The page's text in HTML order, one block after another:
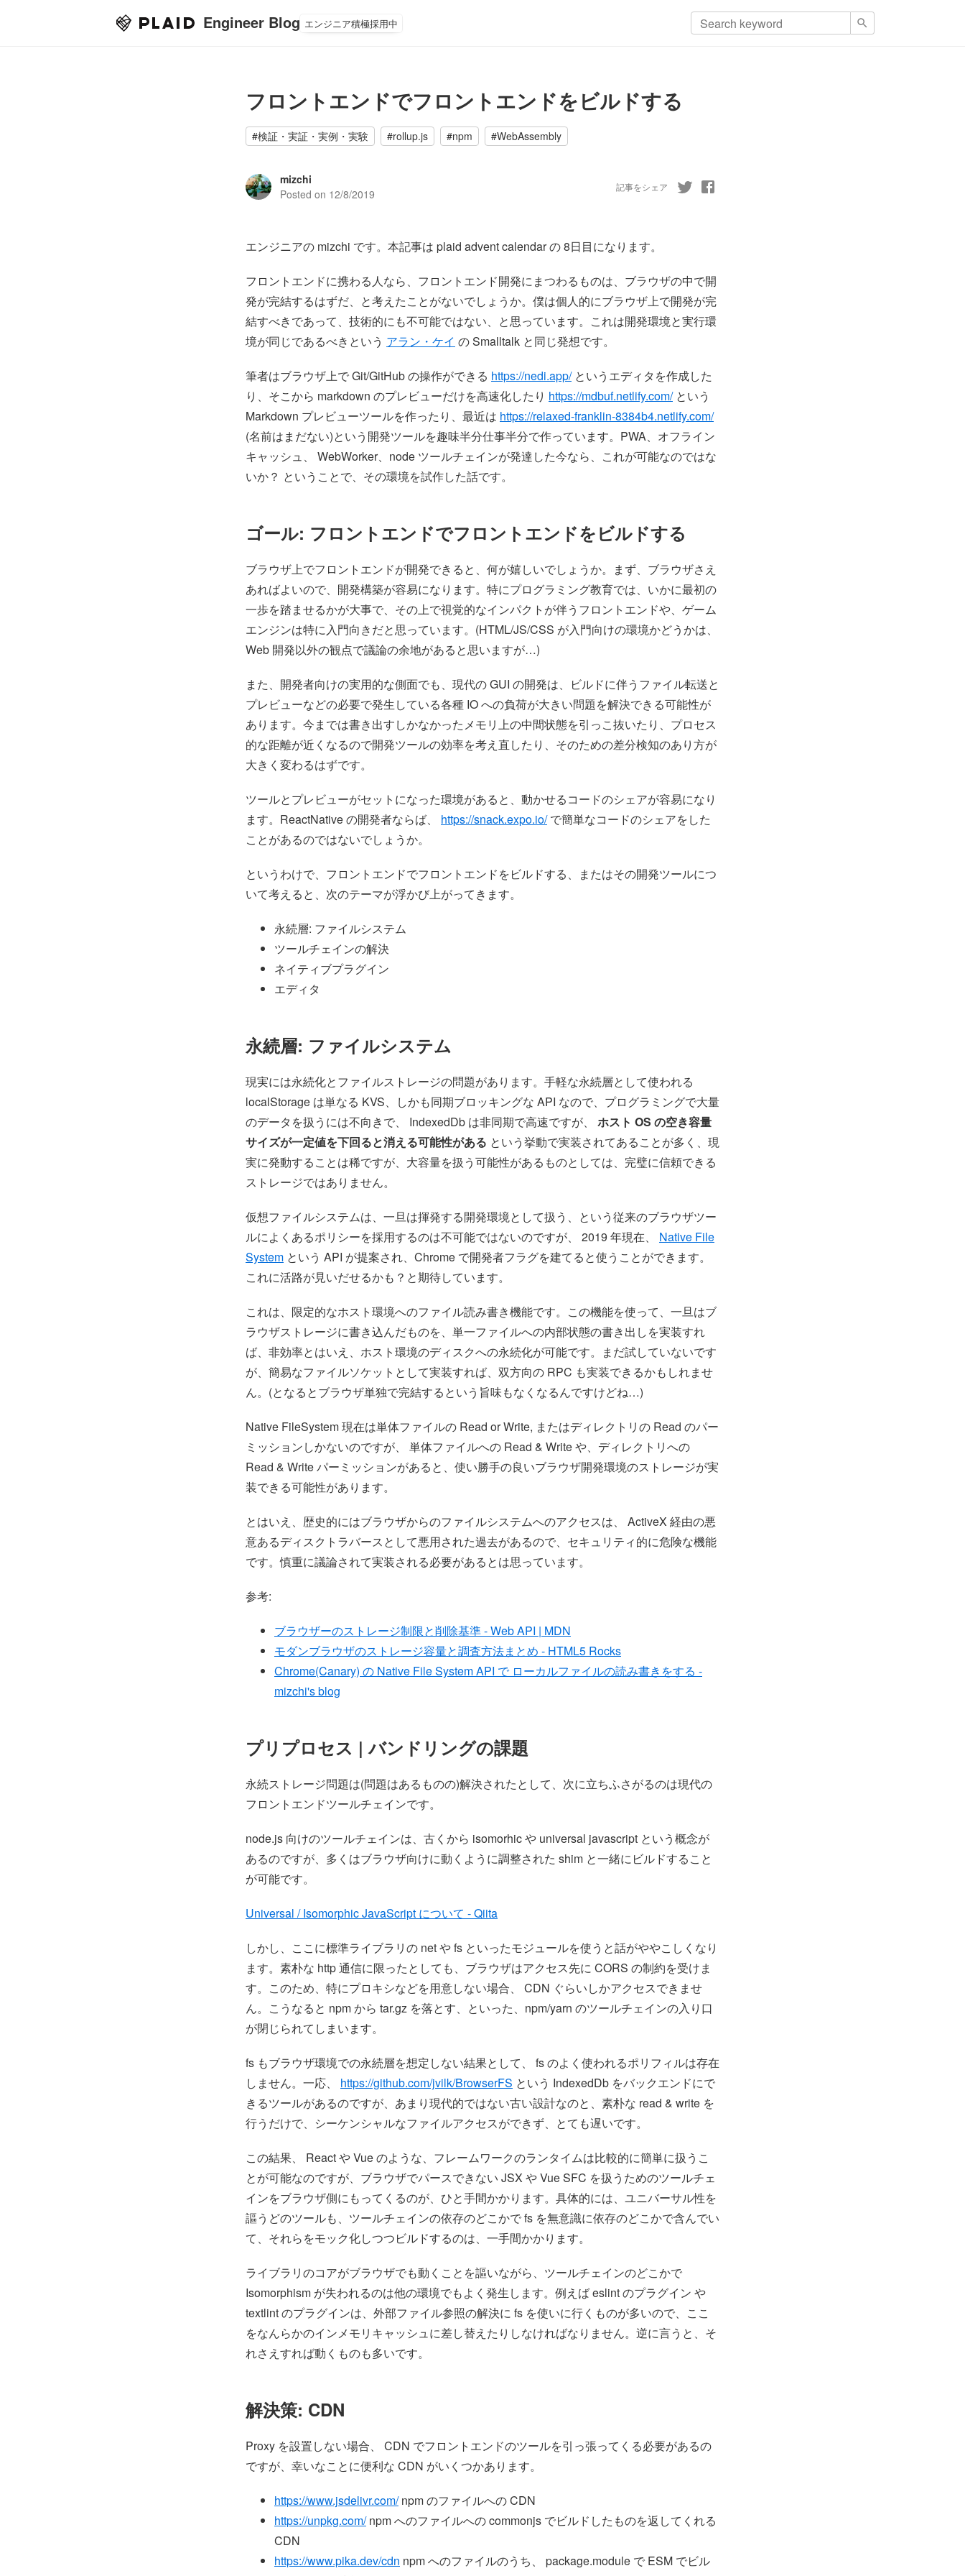
Engineer Blog エンジニア積極採用中
フロントエンドでフロントエンドをビルドする
#検証・実証・実例・実験 #rollup.js #npm #WebAssembly
mizchi
Posted on 12/8/2019
記事をシェア
エンジニアの mizchi です。本記事は plaid advent calendar の 8日目になります。
フロントエンドに携わる人なら、フロントエンド開発にまつわるものは、ブラウザの中で開
発が完結するはずだ、と考えたことがないでしょうか。僕は個人的にブラウザ上で開発が完
結すべきであって、技術的にも不可能ではない、と思っています。これは開発環境と実行環
境が同じであるべきという アラン・ケイ の Smalltalk と同じ発想です。
筆者はブラウザ上で Git/GitHub の操作ができる https://nedi.app/というエディタを作成した
り、そこから markdown のプレビューだけを高速化したり https://mdbuf.netlify.com/という
Markdown プレビューツールを作ったり、最近は https://relaxed-franklin-8384b4.netlify.com/
(名前はまだない)という開発ツールを趣味半分仕事半分で作っています。PWA、オフライン
キャッシュ、 WebWorker、node ツールチェインが発達した今なら、これが可能なのではな
いか？ ということで、その環境を試作した話です。
ゴール: フロントエンドでフロントエンドをビルドする
ブラウザ上でフロントエンドが開発できると、何が嬉しいでしょうか。まず、ブラウザさえ
あればよいので、開発構築が容易になります。特にプログラミング教育では、いかに最初の
一歩を踏ませるかが大事で、その上で視覚的なインパクトが伴うフロントエンドや、ゲーム
エンジンは特に入門向きだと思っています。(HTML/JS/CSS が入門向けの環境かどうかは、
Web 開発以外の観点で議論の余地があると思いますが…)
また、開発者向けの実用的な側面でも、現代の GUI の開発は、ビルドに伴うファイル転送と
プレビューなどの必要で発生している各種 IO への負荷が大きい問題を解決できる可能性が
あります。今までは書き出すしかなかったメモリ上の中間状態を引っこ抜いたり、プロセス
的な距離が近くなるので開発ツールの効率を考え直したり、そのための差分検知のあり方が
大きく変わるはずです。
ツールとプレビューがセットになった環境があると、動かせるコードのシェアが容易になり
ます。ReactNative の開発者ならば、 https://snack.expo.io/で簡単なコードのシェアをした
ことがあるのではないでしょうか。
というわけで、フロントエンドでフロントエンドをビルドする、またはその開発ツールにつ
いて考えると、次のテーマが浮かび上がってきます。
永続層: ファイルシステム
ツールチェインの解決
ネイティブプラグイン
エディタ
永続層: ファイルシステム
現実には永続化とファイルストレージの問題があります。手軽な永続層として使われる
localStorage は単なる KVS、しかも同期ブロッキングな API なので、プログラミングで大量
のデータを扱うには不向きで、 IndexedDb は非同期で高速ですが、 ホスト OS の空き容量
サイズが一定値を下回ると消える可能性がある という挙動で実装されてあることが多く、現
実に発動することは稀ですが、大容量を扱う可能性があるものとしては、完璧に信頼できる
ストレージではありません。
仮想ファイルシステムは、一旦は揮発する開発環境として扱う、という従来のブラウザツー
ルによくあるポリシーを採用するのは不可能ではないのですが、 2019 年現在、 Native File
System という API が提案され、Chrome で開発者フラグを建てると使うことができます。
これに活路が見いだせるかも？と期待しています。
これは、限定的なホスト環境へのファイル読み書き機能です。この機能を使って、一旦はブ
ラウザストレージに書き込んだものを、単一ファイルへの内部状態の書き出しを実装すれ
ば、非効率とはいえ、ホスト環境のディスクへの永続化が可能です。まだ試していないです
が、簡易なファイルソケットとして実装すれば、双方向の RPC も実装できるかもしれませ
ん。(となるとブラウザ単独で完結するという旨味もなくなるんですけどね…)
Native FileSystem 現在は単体ファイルの Read or Write, またはディレクトリの Read のパー
ミッションしかないのですが、 単体ファイルへの Read & Write や、ディレクトリへの
Read & Write パーミッションがあると、使い勝手の良いブラウザ開発環境のストレージが実
装できる可能性があります。
とはいえ、歴史的にはブラウザからのファイルシステムへのアクセスは、 ActiveX 経由の悪
意あるディスクトラバースとして悪用された過去があるので、セキュリティ的に危険な機能
です。慎重に議論されて実装される必要があるとは思っています。
参考:
ブラウザーのストレージ制限と削除基準 - Web API | MDN
モダンブラウザのストレージ容量と調査方法まとめ - HTML5 Rocks
Chrome(Canary) の Native File System API で ローカルファイルの読み書きをする -
mizchi's blog
プリプロセス | バンドリングの課題
永続ストレージ問題は(問題はあるものの)解決されたとして、次に立ちふさがるのは現代の
フロントエンドツールチェインです。
node.js 向けのツールチェインは、古くから isomorhic や universal javascript という概念が
あるのですが、多くはブラウザ向けに動くように調整された shim と一緒にビルドすること
が可能です。
Universal / Isomorphic JavaScript について - Qiita
しかし、ここに標準ライブラリの net や fs といったモジュールを使うと話がややこしくなり
ます。素朴な http 通信に限ったとしても、ブラウザはアクセス先に CORS の制約を受けま
す。このため、特にプロキシなどを用意しない場合、 CDN ぐらいしかアクセスできませ
ん。こうなると npm から tar.gz を落とす、といった、npm/yarn のツールチェインの入り口
が閉じられてしまいます。
fs もブラウザ環境での永続層を想定しない結果として、 fs のよく使われるポリフィルは存在
しません。一応、 https://github.com/jvilk/BrowserFS という IndexedDb をバックエンドにで
きるツールがあるのですが、あまり現代的ではない古い設計なのと、素朴な read & write を
行うだけで、シーケンシャルなファイルアクセスができず、とても遅いです。
この結果、 React や Vue のような、フレームワークのランタイムは比較的に簡単に扱うこ
とが可能なのですが、ブラウザでパースできない JSX や Vue SFC を扱うためのツールチェ
インをブラウザ側にもってくるのが、ひと手間かかります。具体的には、ユニバーサル性を
謳うどのツールも、ツールチェインの依存のどこかで fs を無意識に依存のどこかで含んでい
て、それらをモック化しつつビルドするのは、一手間かかります。
ライブラリのコアがブラウザでも動くことを謳いながら、ツールチェインのどこかで
Isomorphism が失われるのは他の環境でもよく発生します。例えば eslint のプラグイン や
textlint のプラグインは、外部ファイル参照の解決に fs を使いに行くものが多いので、ここ
をなんらかのインメモリキャッシュに差し替えたりしなければなりません。逆に言うと、そ
れさえすれば動くものも多いです。
解決策: CDN
Proxy を設置しない場合、 CDN でフロントエンドのツールを引っ張ってくる必要があるの
ですが、幸いなことに便利な CDN がいくつかあります。
https://www.jsdelivr.com/npm のファイルへの CDN
https://unpkg.com/npm へのファイルへの commonjs でビルドしたものを返してくれる
CDN
https://www.pika.dev/cdn npm へのファイルのうち、 package.module で ESM でビル